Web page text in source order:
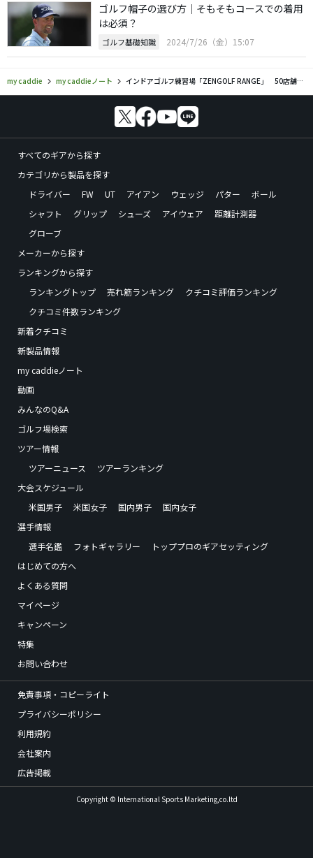
ゴルフ帽子の選び方｜そもそもコースでの着用
は必須？
ゴルフ基礎知識 2024/7/26（金）15:07
my caddie my caddieノート インドアゴルフ練習場「ZENGOLF RANGE」 50店舗目は恵比寿ガーデンプレイスにオープン
すべてのギアから探す
カテゴリから製品を探す
ドライバー
FW UT アイアン ウェッジ パター
ボール
シャフト
グリップ シューズ アイウェア
距離計測器
グローブ
メーカーから探す
ランキングから探す
ランキングトップ
売れ筋ランキング
クチコミ評価ランキング
クチコミ件数ランキング
新着クチコミ
新製品情報
my caddieノート
動画
みんなのQ&A
ゴルフ場検索
ツアー情報
ツアーニュース
ツアーランキング
大会スケジュール
米国男子
米国女子 国内男子
国内女子
選手情報
選手名鑑
フォトギャラリー
トッププロのギアセッティング
はじめての方へ
よくある質問
マイページ
キャンペーン
特集
お問い合わせ
免責事項・コピーライト
プライバシーポリシー
利用規約
会社案内
広告掲載
Copyright © International Sports Marketing,co.ltd